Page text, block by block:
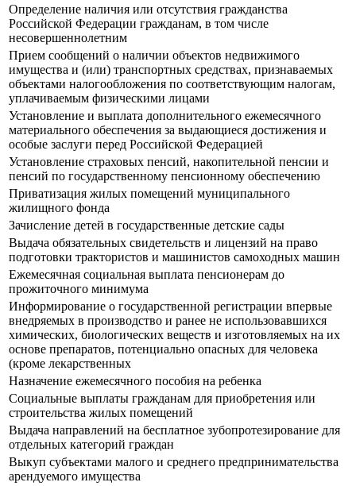
Определение наличия или отсутствия гражданства
Российской Федерации гражданам, в том числе
несовершеннолетним
Прием сообщений о наличии объектов недвижимого
имущества и (или) транспортных средствах, признаваемых
объектами налогообложения по соответствующим налогам,
уплачиваемым физическими лицами
Установление и выплата дополнительного ежемесячного
материального обеспечения за выдающиеся достижения и
особые заслуги перед Российской Федерацией
Установление страховых пенсий, накопительной пенсии и
пенсий по государственному пенсионному обеспечению
Приватизация жилых помещений муниципального
жилищного фонда
Зачисление детей в государственные детские сады
Выдача обязательных свидетельств и лицензий на право
подготовки трактористов и машинистов самоходных машин
Ежемесячная социальная выплата пенсионерам до
прожиточного минимума
Информирование о государственной регистрации впервые
внедряемых в производство и ранее не использовавшихся
химических, биологических веществ и изготовляемых на их
основе препаратов, потенциально опасных для человека
(кроме лекарственных
Назначение ежемесячного пособия на ребенка
Социальные выплаты гражданам для приобретения или
строительства жилых помещений
Выдача направлений на бесплатное зубопротезирование для
отдельных категорий граждан
Выкуп субъектами малого и среднего предпринимательства
арендуемого имущества